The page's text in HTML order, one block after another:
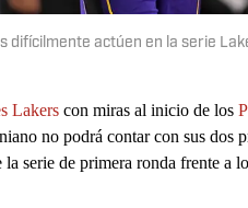
difícilmente actúen en la serie
Lakers con miras al inicio de los
no podrá contar con sus dos
la serie de primera ronda frente a